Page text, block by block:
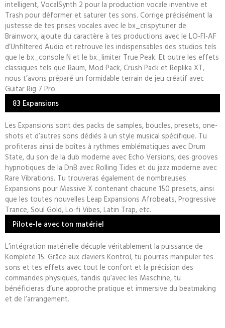
intelligent, VocalSynth 2 pour la production vocale inventive et
Trash pour déformer et saturer tes sons. Corrige précisément la
justesse de tes prises vocales avec le bx_crispytuner de
Brainworx, ajoute du caractère à tes productions avec le LO-FI-AF
d’Unfiltered Audio et retrouve les indispensables des studios tels
que le bx_console N et le bx_limiter True Peak. Et outre les effets
classiques tels que Raum, Mod Pack, Crush Pack et Replika XT,
nous t’avons préparé un formidable terrain de jeu créatif avec
Guitar Rig 7 Pro.
83 Expansions
Les Expansions sont des packs de samples, boucles, presets, one-
shots et d’autres sons dédiés à un style musical spécifique. Tu
profiteras ainsi de boîtes à rythmes emblématiques avec Drum
State, du son de la dub moderne avec Echo Versions, des grooves
hypnotiques de la DnB avec Rolling Tides et du jazz moderne avec
Rare Vibrations. Tu trouveras également de nombreuses
Expansions pour Massive X contenant chacune 150 presets, ainsi
que les toutes nouvelles Leap Expansions Afrobeats, Progressive
Trance, Soul Gold, Lo-fi Vibes, Latin Trap, etc.
Pilote-le avec ton matériel
L’intégration matérielle décuple véritablement la puissance de
Komplete 15. Grâce aux claviers Kontrol, tu pourras manipuler tes
sons et tes effets avec tout le confort et la précision des
commandes physiques, tandis qu’avec les Maschine, tu
bénéficieras d’une approche pratique et immersive du beatmaking
et de l’arrangement.